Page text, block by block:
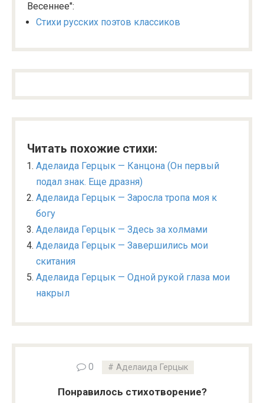
Весеннее":
Стихи русских поэтов классиков
Читать похожие стихи:
Аделаида Герцык — Канцона (Он первый
подал знак. Еще дразня)
Аделаида Герцык — Заросла тропа моя к
богу
Аделаида Герцык — Здесь за холмами
Аделаида Герцык — Завершились мои
скитания
Аделаида Герцык — Одной рукой глаза мои
накрыл
0 Аделаида Герцык
Понравилось стихотворение?